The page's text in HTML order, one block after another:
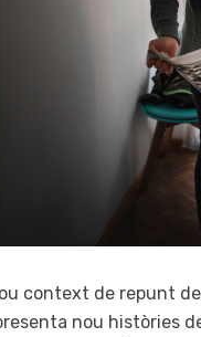
context de repunt
nou històries